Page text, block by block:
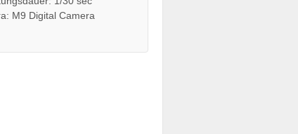
M9 Digital Camera